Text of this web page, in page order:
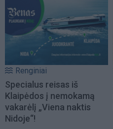
Renginiai
Specialus reisas iš
Klaipėdos į nemokamą
vakarėlį „Viena naktis
Nidoje“!